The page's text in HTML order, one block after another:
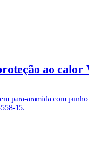
ao calor